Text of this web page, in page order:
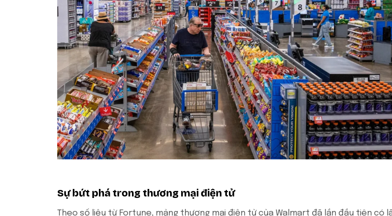
Sự bứt phá trong thương mại điện tử
Theo số liệu từ Fortune, mảng thương mại điện tử của Walmart đã lần đầu tiên có